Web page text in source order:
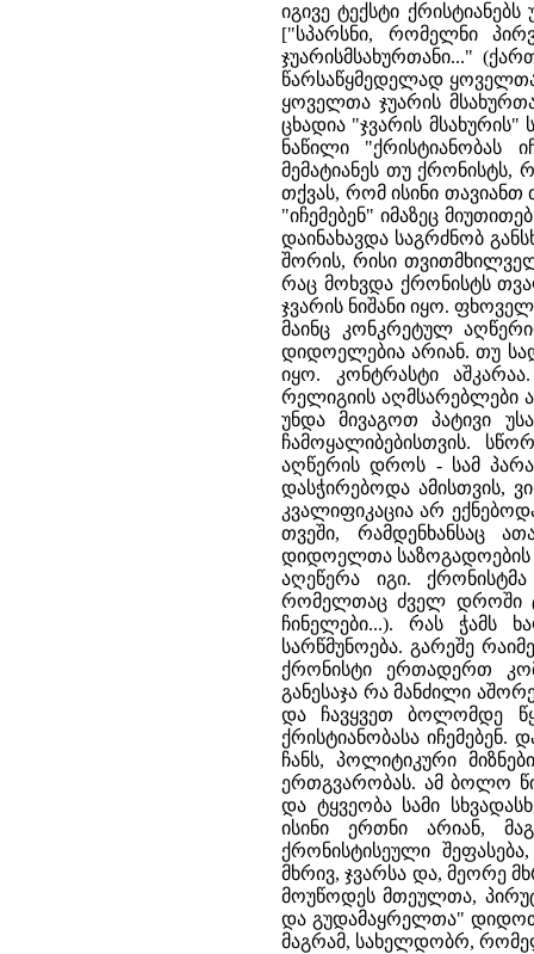
იგივე ტექსტი
["სპარსნი, რომელნი
ჯუარისმსახურთანი..."
წარსაწყმედელად ყოველთა
ყოველთა ჯუარის
ცხადია "ჯვარის
ნაწილი "ქრისტიანობას
მემატიანეს თუ
თქვას, რომ ისინი თავიანთ
"იჩემებენ" იმაზეც
დაინახავდა საგრძნობ
შორის, რისი
რაც მოხვდა ქრონისტს
ჯვარის ნიშანი იყო.
მაინც კონკრეტულ
დიდოელებია არიან. თუ
იყო. კონტრასტი
რელიგიის აღმსარებლები
უნდა მივაგოთ პატივი
ჩამოყალიბებისთვის.
აღწერის დროს - სამ
დასჭირებოდა ამისთვის,
კვალიფიკაცია არ
თვეში, რამდენხანსაც
დიდოელთა საზოგადოების
აღეწერა იგი.
რომელთაც ძველ დროში
ჩინელები...). რას ჭამს
სარწმუნოება. გარეშე
ქრონისტი ერთადერთ
განესაჯა რა მანძილი
და ჩავყვეთ ბოლომდე
ქრისტიანობასა
ჩანს, პოლიტიკური
ერთგვარობას. ამ ბოლო
და ტყვეობა სამი
ისინი ერთნი არიან,
ქრონისტისეული
მხრივ, ჯვარსა და, მეორე
მოუწოდეს მთეულთა,
და გუდამაყრელთა"
მაგრამ, სახელდობრ,